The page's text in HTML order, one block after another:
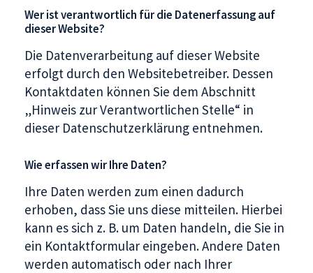
Wer ist verantwortlich für die Datenerfassung auf
dieser Website?
Die Datenverarbeitung auf dieser Website
erfolgt durch den Websitebetreiber. Dessen
Kontaktdaten können Sie dem Abschnitt
„Hinweis zur Verantwortlichen Stelle“ in
dieser Datenschutzerklärung entnehmen.
Wie erfassen wir Ihre Daten?
Ihre Daten werden zum einen dadurch
erhoben, dass Sie uns diese mitteilen. Hierbei
kann es sich z. B. um Daten handeln, die Sie in
ein Kontaktformular eingeben. Andere Daten
werden automatisch oder nach Ihrer